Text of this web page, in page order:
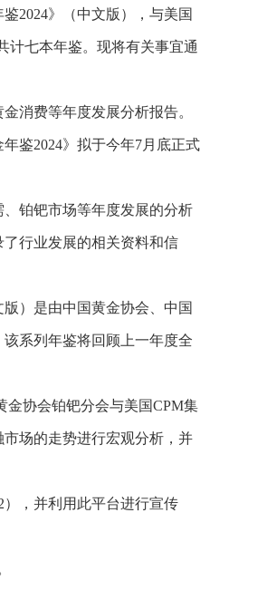
2024》（中文版），与美国
计七本年鉴。现将有关事宜通
消费等年度发展分析报告。
鉴2024》拟于今年7月底正式
铂钯市场等年度发展的分析
行业发展的相关资料和信
）是由中国黄金协会、中国
系列年鉴将回顾上一年度全
金协会铂钯分会与美国CPM集
场的走势进行宏观分析，并
，并利用此平台进行宣传